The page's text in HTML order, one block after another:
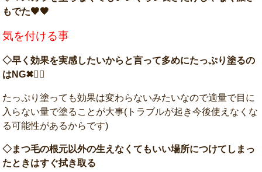
もでた🖤🖤
気を付ける事
◇早く効果を実感したいからと言って多めにたっぷり塗るの
はNG✖🙅‍♀️
たっぷり塗っても効果は変わらないみたいなので適量で目に
入らない量で塗ることが大事(トラブルが起き今後使えなくな
る可能性があるからです)
◇まつ毛の根元以外の生えなくてもいい場所につけてしまっ
たときはすぐ拭き取る